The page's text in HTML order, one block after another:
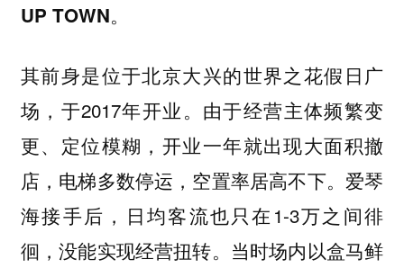
UP TOWN。
其前身是位于北京大兴的世界之花假日广
场，于2017年开业。由于经营主体频繁变
更、定位模糊，开业一年就出现大面积撤
店，电梯多数停运，空置率居高不下。爱琴
海接手后，日均客流也只在1-3万之间徘
徊，没能实现经营扭转。当时场内以盒马鲜